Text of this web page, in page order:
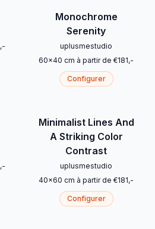
,-
Monochrome
Serenity
uplusmestudio
60x40 cm à partir de €181,-
Configurer
,-
Minimalist Lines And
A Striking Color
Contrast
uplusmestudio
40x60 cm à partir de €181,-
Configurer